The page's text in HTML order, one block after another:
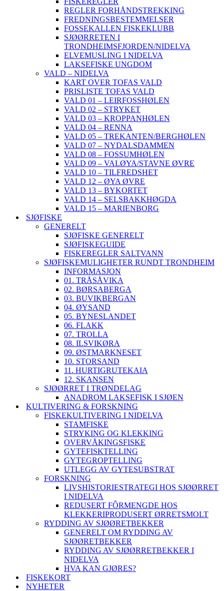
REGLER FORHÅNDSTREKKING
FREDNINGSBESTEMMELSER
FOSSEKALLEN FISKEKLUBB
SJØØRRETEN I
TRONDHEIMSFJORDEN/NIDELVA
ELVEMUSLING I NIDELVA
LAKSEFISKE UNGDOM
VALD – NIDELVA
KART OVER TOFAS VALD
PRISLISTE TOFAS VALD
VALD 01 – LEIRFOSSHØLEN
VALD 02 – STRYKET
VALD 03 – KROPPANHØLEN
VALD 04 – RENNA
VALD 05 – TREKANTEN/BERGHØLEN
VALD 07 – NYDALSDAMMEN
VALD 08 – FOSSUMHØLEN
VALD 09 – VALØYA/STAVNE ØVRE
VALD 10 – TILFREDSHET
VALD 12 – ØYA ØVRE
VALD 13 – BYKORTET
VALD 14 – SELSBAKKHØGDA
VALD 15 – MARIENBORG
SJØFISKE
GENERELT
SJØFISKE GENERELT
SJØFISKEGUIDE
FISKEREGLER SALTVANN
SJØFISKEMULIGHETER RUNDT TRONDHEIM
INFORMASJON
01. TRÅSÅVIKA
02. BØRSABERGA
03. BUVIKBERGAN
04. ØYSAND
05. BYNESLANDET
06. FLAKK
07. TROLLA
08. ILSVIKØRA
09. ØSTMARKNESET
10. STORSAND
11. HURTIGRUTEKAIA
12. SKANSEN
SJØØRRET I TRØNDELAG
ANADROM LAKSEFISK I SJØEN
KULTIVERING & FORSKNING
FISKEKULTIVERING I NIDELVA
STAMFISKE
STRYKING OG KLEKKING
OVERVÅKINGSFISKE
GYTEFISKTELLING
GYTEGROPTELLING
UTLEGG AV GYTESUBSTRAT
FORSKNING
LIVSHISTORIESTRATEGI HOS SJØØRRET
I NIDELVA
REDUSERT FÔRMENGDE HOS
KLEKKERIPRODUSERT ØRRETSMOLT
RYDDING AV SJØØRETBEKKER
GENERELT OM RYDDING AV
SJØØRETBEKKER
RYDDING AV SJØØRRETBEKKER I
NIDELVA
HVA KAN GJØRES?
FISKEKORT
NYHETER